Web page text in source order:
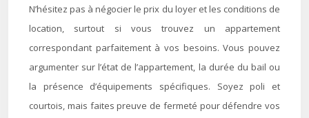
N’hésitez pas à négocier le prix du loyer et les conditions de
location, surtout si vous trouvez un appartement
correspondant parfaitement à vos besoins. Vous pouvez
argumenter sur l’état de l’appartement, la durée du bail ou
la présence d’équipements spécifiques. Soyez poli et
courtois, mais faites preuve de fermeté pour défendre vos